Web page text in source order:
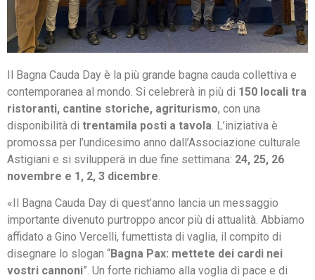
Il Bagna Cauda Day è la più grande bagna cauda collettiva e
contemporanea al mondo. Si celebrerà in più di 150 locali tra
ristoranti, cantine storiche, agriturismo, con una
disponibilità di trentamila posti a tavola. L’iniziativa è
promossa per l’undicesimo anno dall’Associazione culturale
Astigiani e si svilupperà in due fine settimana: 24, 25, 26
novembre e 1, 2, 3 dicembre.
«Il Bagna Cauda Day di quest’anno lancia un messaggio
importante divenuto purtroppo ancor più di attualità. Abbiamo
affidato a Gino Vercelli, fumettista di vaglia, il compito di
disegnare lo slogan “Bagna Pax: mettete dei cardi nei
vostri cannoni”. Un forte richiamo alla voglia di pace e di